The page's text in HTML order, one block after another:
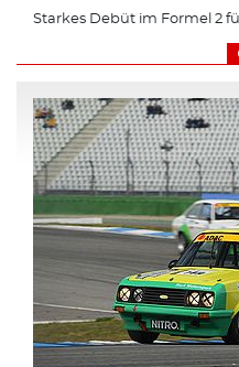
Starkes Debüt im Formel 2